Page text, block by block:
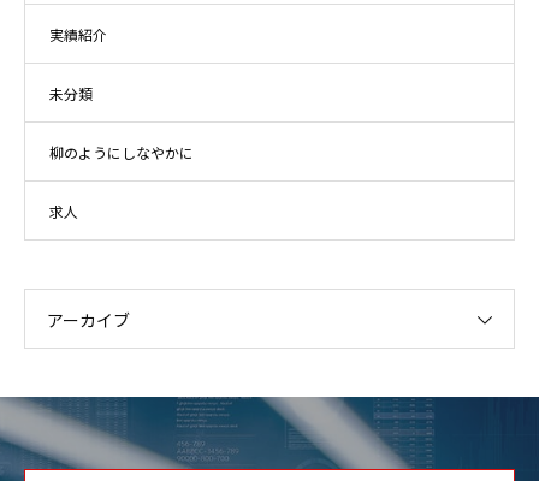
実績紹介
未分類
柳のようにしなやかに
求人
アーカイブ